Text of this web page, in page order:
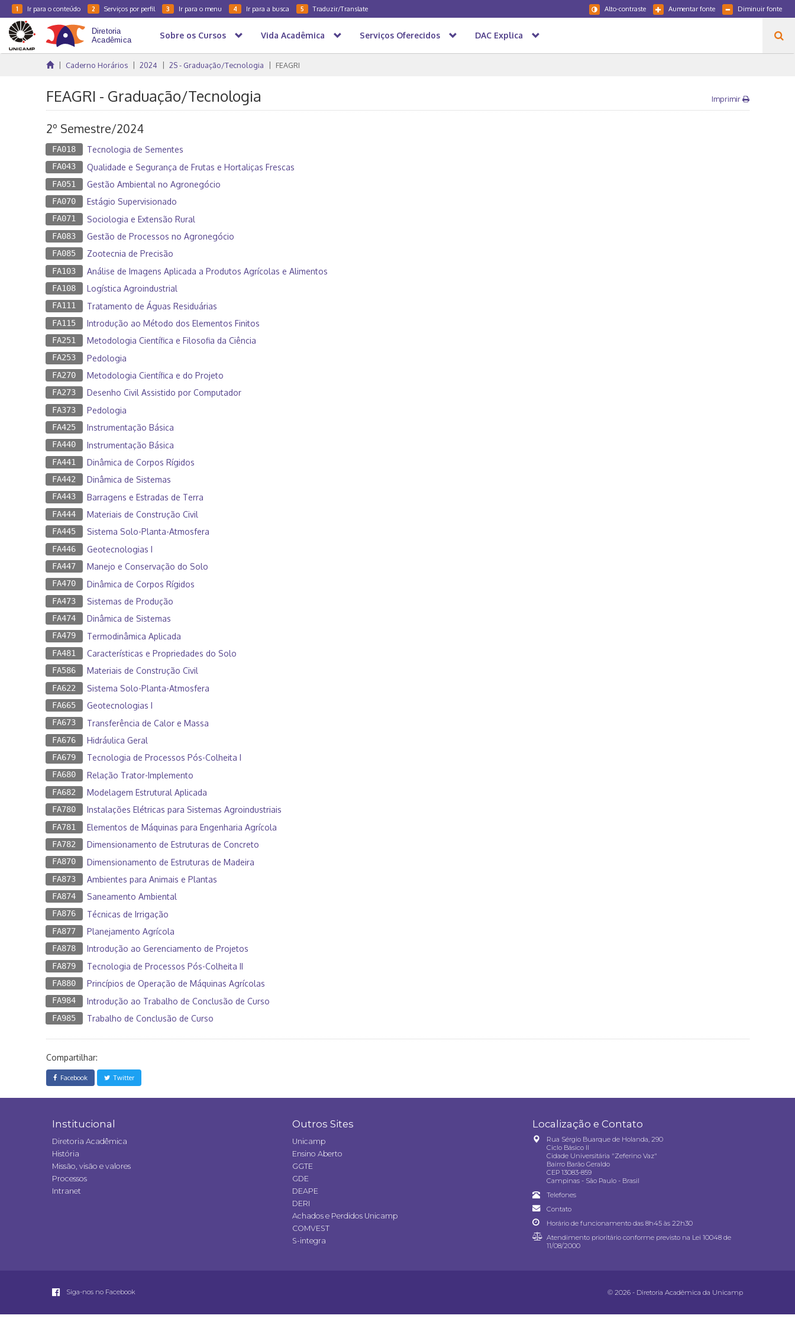
1 Ir para o conteúdo 2 Serviços por perfil 3 Ir para o menu 4 Ir para a busca 5 Traduzir/Translate Diminuir fonte
Aumentar fonte
Alto-contraste
Sobre os Cursos Vida Acadêmica Serviços Oferecidos DAC Explica
Caderno Horários 2024 2S - Graduação/Tecnologia FEAGRI
FEAGRI - Graduação/Tecnologia Imprimir
2º Semestre/2024
FA018 Tecnologia de Sementes
FA043 Qualidade e Segurança de Frutas e Hortaliças Frescas
FA051 Gestão Ambiental no Agronegócio
FA070 Estágio Supervisionado
FA071 Sociologia e Extensão Rural
FA083 Gestão de Processos no Agronegócio
FA085 Zootecnia de Precisão
FA103 Análise de Imagens Aplicada a Produtos Agrícolas e Alimentos
FA108 Logística Agroindustrial
FA111 Tratamento de Águas Residuárias
FA115 Introdução ao Método dos Elementos Finitos
FA251 Metodologia Científica e Filosofia da Ciência
FA253 Pedologia
FA270 Metodologia Científica e do Projeto
FA273 Desenho Civil Assistido por Computador
FA373 Pedologia
FA425 Instrumentação Básica
FA440 Instrumentação Básica
FA441 Dinâmica de Corpos Rígidos
FA442 Dinâmica de Sistemas
FA443 Barragens e Estradas de Terra
FA444 Materiais de Construção Civil
FA445 Sistema Solo-Planta-Atmosfera
FA446 Geotecnologias I
FA447 Manejo e Conservação do Solo
FA470 Dinâmica de Corpos Rígidos
FA473 Sistemas de Produção
FA474 Dinâmica de Sistemas
FA479 Termodinâmica Aplicada
FA481 Características e Propriedades do Solo
FA586 Materiais de Construção Civil
FA622 Sistema Solo-Planta-Atmosfera
FA665 Geotecnologias I
FA673 Transferência de Calor e Massa
FA676 Hidráulica Geral
FA679 Tecnologia de Processos Pós-Colheita I
FA680 Relação Trator-Implemento
FA682 Modelagem Estrutural Aplicada
FA780 Instalações Elétricas para Sistemas Agroindustriais
FA781 Elementos de Máquinas para Engenharia Agrícola
FA782 Dimensionamento de Estruturas de Concreto
FA870 Dimensionamento de Estruturas de Madeira
FA873 Ambientes para Animais e Plantas
FA874 Saneamento Ambiental
FA876 Técnicas de Irrigação
FA877 Planejamento Agrícola
FA878 Introdução ao Gerenciamento de Projetos
FA879 Tecnologia de Processos Pós-Colheita II
FA880 Princípios de Operação de Máquinas Agrícolas
FA984 Introdução ao Trabalho de Conclusão de Curso
FA985 Trabalho de Conclusão de Curso
Compartilhar:
Facebook Twitter
Institucional
Diretoria Acadêmica
História
Missão, visão e valores
Processos
Intranet
Outros Sites
Unicamp
Ensino Aberto
GGTE
GDE
DEAPE
DERI
Achados e Perdidos Unicamp
COMVEST
S-integra
Localização e Contato
Rua Sérgio Buarque de Holanda, 290
Ciclo Básico II
Cidade Universitária "Zeferino Vaz"
Bairro Barão Geraldo
CEP 13083-859
Campinas - São Paulo - Brasil
Telefones
Contato
Horário de funcionamento das 8h45 às 22h30
Atendimento prioritário conforme previsto na Lei 10048 de
11/08/2000
Siga-nos no Facebook © 2026 - Diretoria Acadêmica da Unicamp